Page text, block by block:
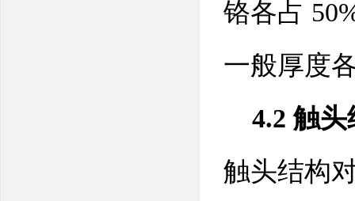
铬各占
一般厚度
4.2 触头
触头结构